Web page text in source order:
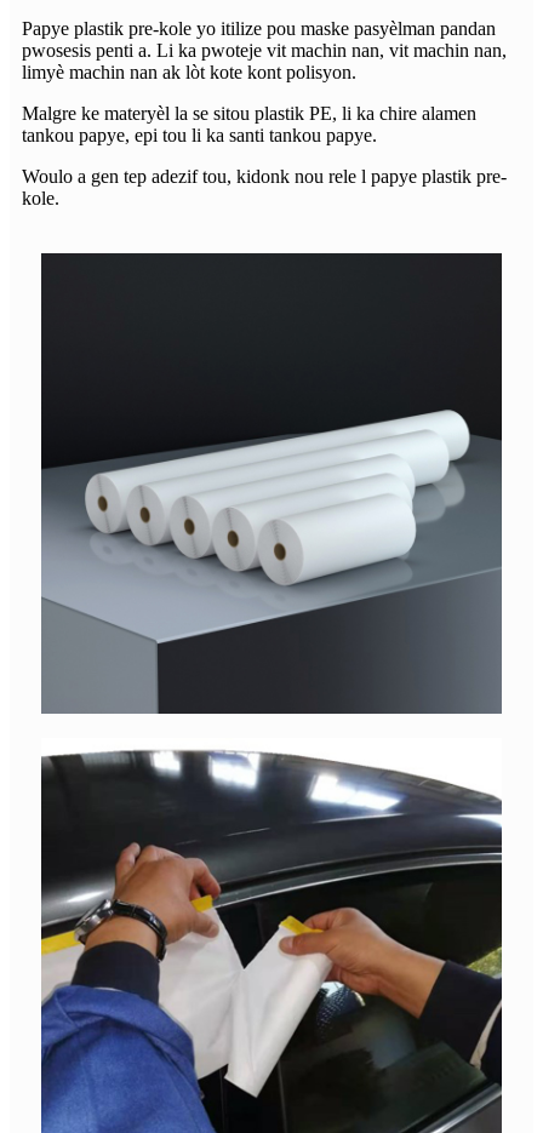
Papye plastik pre-kole yo itilize pou maske pasyèlman pandan
pwosesis penti a. Li ka pwoteje vit machin nan, vit machin nan,
limyè machin nan ak lòt kote kont polisyon.
Malgre ke materyèl la se sitou plastik PE, li ka chire alamen
tankou papye, epi tou li ka santi tankou papye.
Woulo a gen tep adezif tou, kidonk nou rele l papye plastik pre-
kole.